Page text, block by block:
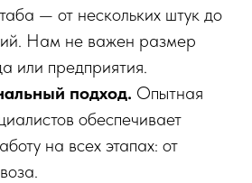
— от нескольких штук до
Нам не важен размер
или предприятия.
подход. Опытная
обеспечивает
на всех этапах: от